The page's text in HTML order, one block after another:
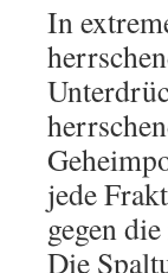
In
jede
gegen
Die